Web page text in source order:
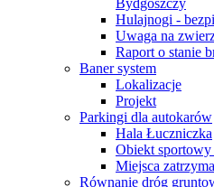
Hulajnogi -
Uwaga na
Raport o stanie
Baner system
Lokalizacje
Projekt
Parkingi dla autokarów
Hala Łuczniczka
Obiekt sportowy
Miejsca
Równanie dróg